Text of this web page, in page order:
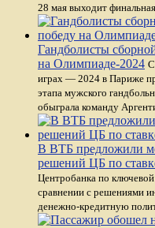
28 мая выходит
Гандболисты
на Олимпиаде-2024
играх — 2024 в Париже
этапа мужского
обыграла команду
В ВТБ предложили
решений ЦБ по
Центробанка по
сравнении с решениями
денежно-кредитную